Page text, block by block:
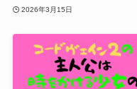
2026年3月15日